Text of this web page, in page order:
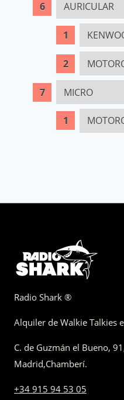
AURICULAR
MICRO
Radio Shark ®
Alquiler de Walkie Talkies
C. de Guzmán el Bueno,
Madrid,Chamberí.
+34 915 94 53 05